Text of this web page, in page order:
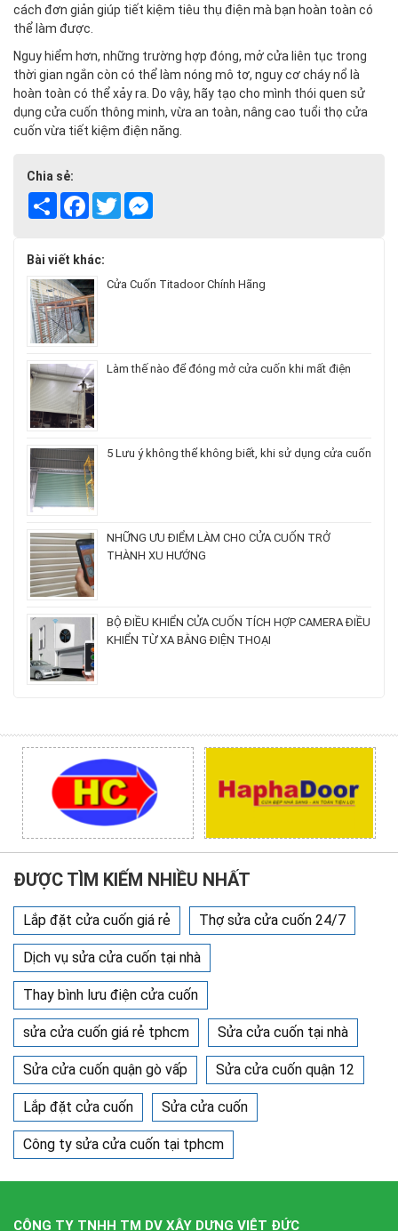
cách đơn giản giúp tiết kiệm tiêu thụ điện mà bạn hoàn toàn có
thể làm được.
Nguy hiểm hơn, những trường hợp đóng, mở cửa liên tục trong
thời gian ngắn còn có thể làm nóng mô tơ, nguy cơ cháy nổ là
hoàn toàn có thể xảy ra. Do vậy, hãy tạo cho mình thói quen sử
dụng cửa cuốn thông minh, vừa an toàn, nâng cao tuổi thọ cửa
cuốn vừa tiết kiệm điện năng.
Chia sẻ:
Share Facebook
Twitter
Bài viết khác:
Cửa Cuốn Titadoor Chính Hãng
Làm thế nào để đóng mở cửa cuốn khi mất điện
5 Lưu ý không thể không biết, khi sử dụng cửa cuốn
NHỮNG ƯU ĐIỂM LÀM CHO CỬA CUỐN TRỞ
THÀNH XU HƯỚNG
BỘ ĐIỀU KHIỂN CỬA CUỐN TÍCH HỢP CAMERA ĐIỀU
KHIỂN TỪ XA BẰNG ĐIỆN THOẠI
ĐƯỢC TÌM KIẾM NHIỀU NHẤT
Lắp đặt cửa cuốn giá rẻ Thợ sửa cửa cuốn 24/7
Dịch vụ sửa cửa cuốn tại nhà
Thay bình lưu điện cửa cuốn
sửa cửa cuốn giá rẻ tphcm Sửa cửa cuốn tại nhà
Sửa cửa cuốn quận gò vấp Sửa cửa cuốn quận 12
Lắp đặt cửa cuốn Sửa cửa cuốn
Công ty sửa cửa cuốn tại tphcm
CÔNG TY TNHH TM DV XÂY DỰNG VIỆT ĐỨC